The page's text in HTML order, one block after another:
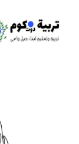
المحتوى